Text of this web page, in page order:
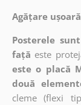
Agățare ușoară
Posterele
față este
este o placă
două
cleme (flexi